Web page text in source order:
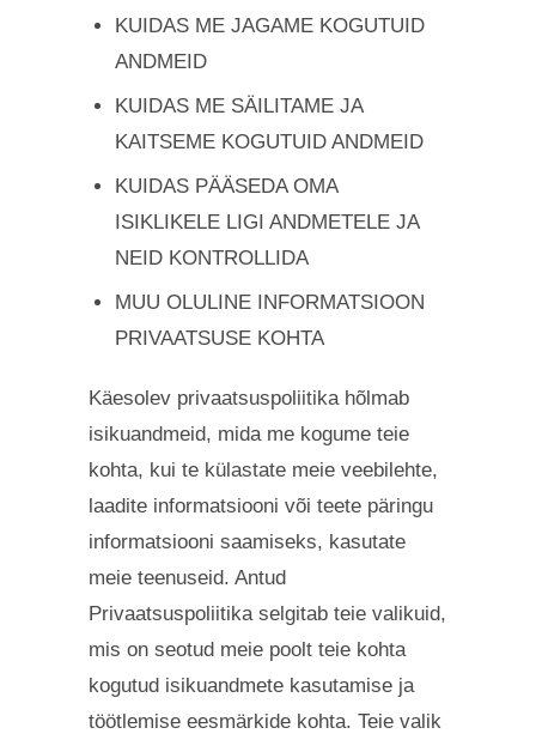
KUIDAS ME JAGAME KOGUTUID
ANDMEID
KUIDAS ME SÄILITAME JA
KAITSEME KOGUTUID ANDMEID
KUIDAS PÄÄSEDA OMA
ISIKLIKELE LIGI ANDMETELE JA
NEID KONTROLLIDA
MUU OLULINE INFORMATSIOON
PRIVAATSUSE KOHTA
Käesolev privaatsuspoliitika hõlmab
isikuandmeid, mida me kogume teie
kohta, kui te külastate meie veebilehte,
laadite informatsiooni või teete päringu
informatsiooni saamiseks, kasutate
meie teenuseid. Antud
Privaatsuspoliitika selgitab teie valikuid,
mis on seotud meie poolt teie kohta
kogutud isikuandmete kasutamise ja
töötlemise eesmärkide kohta. Teie valik